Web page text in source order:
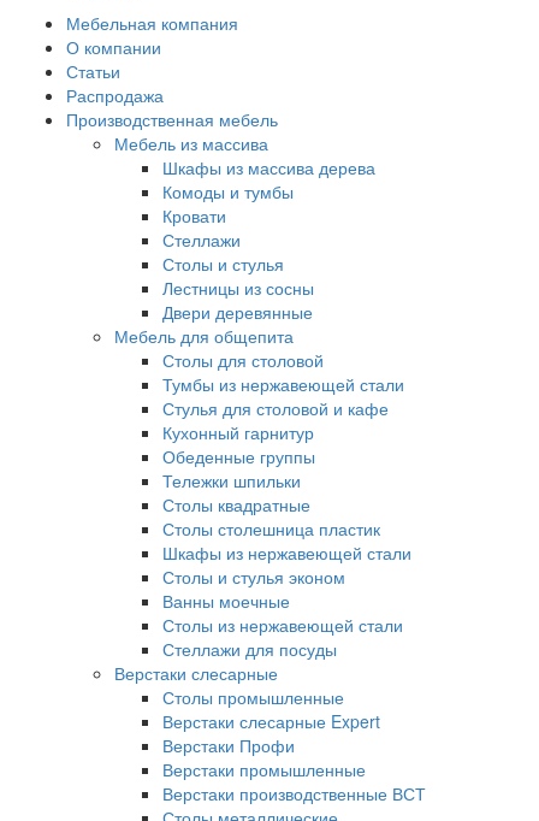
Мебельная компания
О компании
Статьи
Распродажа
Производственная мебель
Мебель из массива
Шкафы из массива дерева
Комоды и тумбы
Кровати
Стеллажи
Столы и стулья
Лестницы из сосны
Двери деревянные
Мебель для общепита
Столы для столовой
Тумбы из нержавеющей стали
Стулья для столовой и кафе
Кухонный гарнитур
Обеденные группы
Тележки шпильки
Столы квадратные
Столы столешница пластик
Шкафы из нержавеющей стали
Столы и стулья эконом
Ванны моечные
Столы из нержавеющей стали
Стеллажи для посуды
Верстаки слесарные
Столы промышленные
Верстаки слесарные Expert
Верстаки Профи
Верстаки промышленные
Верстаки производственные ВСТ